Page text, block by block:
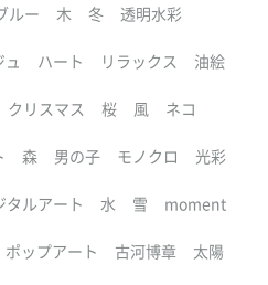
ルー 木 冬 透明水彩
ュ ハート リラックス 油絵
クリスマス 桜 風 ネコ
森 男の子 モノクロ 光彩
タルアート 水 雪 moment
ポップアート 古河博章 太陽